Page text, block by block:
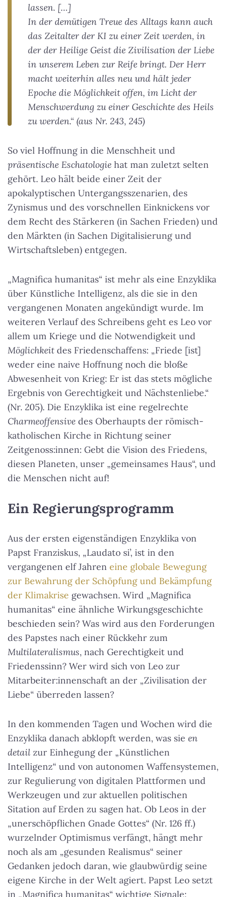
lassen. […]
In der demütigen Treue des Alltags kann auch
das Zeitalter der KI zu einer Zeit werden, in
der der Heilige Geist die Zivilisation der Liebe
in unserem Leben zur Reife bringt. Der Herr
macht weiterhin alles neu und hält jeder
Epoche die Möglichkeit offen, im Licht der
Menschwerdung zu einer Geschichte des Heils
zu werden.“ (aus Nr. 243, 245)
So viel Hoffnung in die Menschheit und
präsentische Eschatologie hat man zuletzt selten
gehört. Leo hält beide einer Zeit der
apokalyptischen Untergangsszenarien, des
Zynismus und des vorschnellen Einknickens vor
dem Recht des Stärkeren (in Sachen Frieden) und
den Märkten (in Sachen Digitalisierung und
Wirtschaftsleben) entgegen.
„Magnifica humanitas“ ist mehr als eine Enzyklika
über Künstliche Intelligenz, als die sie in den
vergangenen Monaten angekündigt wurde. Im
weiteren Verlauf des Schreibens geht es Leo vor
allem um Kriege und die Notwendigkeit und
Möglichkeitdes Friedenschaffens: „Friede [ist]
weder eine naive Hoffnung noch die bloße
Abwesenheit von Krieg: Er ist das stets mögliche
Ergebnis von Gerechtigkeit und Nächstenliebe.“
(Nr. 205). Die Enzyklika ist eine regelrechte
Charmeoffensive des Oberhaupts der römisch-
katholischen Kirche in Richtung seiner
Zeitgenoss:innen: Gebt die Vision des Friedens,
diesen Planeten, unser „gemeinsames Haus“, und
die Menschen nicht auf!
Ein Regierungsprogramm
Aus der ersten eigenständigen Enzyklika von
Papst Franziskus, „Laudato si’, ist in den
vergangenen elf Jahren eine globale Bewegung
zur Bewahrung der Schöpfung und Bekämpfung
der Klimakrise gewachsen. Wird „Magnifica
humanitas“ eine ähnliche Wirkungsgeschichte
beschieden sein? Was wird aus den Forderungen
des Papstes nach einer Rückkehr zum
Multilateralismus, nach Gerechtigkeit und
Friedenssinn? Wer wird sich von Leo zur
Mitarbeiter:innenschaft an der „Zivilisation der
Liebe“ überreden lassen?
In den kommenden Tagen und Wochen wird die
Enzyklika danach abklopft werden, was sie en
detail zur Einhegung der „Künstlichen
Intelligenz“ und von autonomen Waffensystemen,
zur Regulierung von digitalen Plattformen und
Werkzeugen und zur aktuellen politischen
Sitation auf Erden zu sagen hat. Ob Leos in der
„unerschöpflichen Gnade Gottes“ (Nr. 126 ff.)
wurzelnder Optimismus verfängt, hängt mehr
noch als am „gesunden Realismus“ seiner
Gedanken jedoch daran, wie glaubwürdig seine
eigene Kirche in der Welt agiert. Papst Leo setzt
in „Magnifica humanitas“ wichtige Signale: